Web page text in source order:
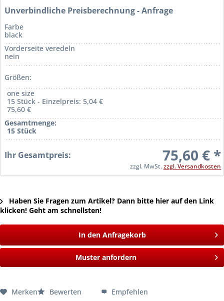
Unverbindliche Preisberechnung - Anfrage
Farbe
black
Vorderseite veredeln
nein
Größen:
one size
15 Stück - Einzelpreis: 5,04 €
75,60 €
Gesamtmenge:
15 Stück
Ihr Gesamtpreis: 75,60 € *
zzgl. MwSt.zzgl. Versandkosten
Haben Sie Fragen zum Artikel? Dann bitte hier auf den Link
klicken! Geht am schnellsten!
In den Anfragekorb
Muster anfordern
Merken Bewerten Empfehlen